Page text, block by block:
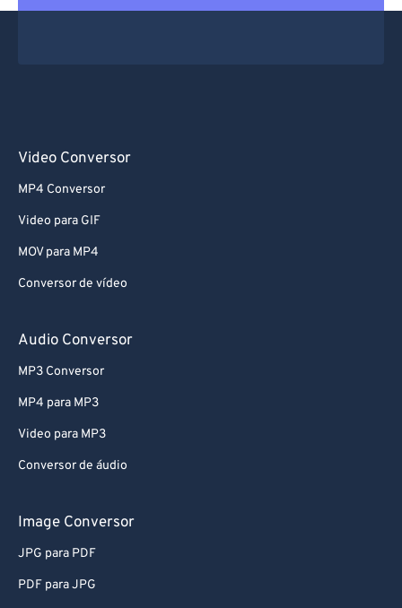
Video Conversor
MP4 Conversor
Video para GIF
MOV para MP4
Conversor de vídeo
Audio Conversor
MP3 Conversor
MP4 para MP3
Video para MP3
Conversor de áudio
Image Conversor
JPG para PDF
PDF para JPG